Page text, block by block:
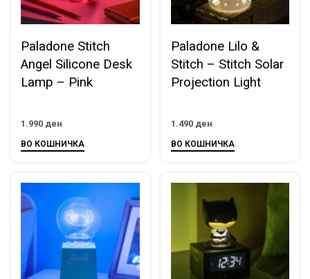
Paladone Stitch
Angel Silicone Desk
Lamp – Pink
1.990 ден
ВО КОШНИЧКА
Paladone Lilo &
Stitch – Stitch Solar
Projection Light
1.490 ден
ВО КОШНИЧКА